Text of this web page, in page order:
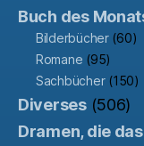
Buch des
Bilderbücher(60)
Romane (95)
Sachbücher(150)
Diverses(506)
Dramen, die